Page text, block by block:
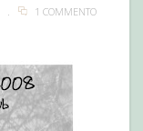
1 COMMENTO